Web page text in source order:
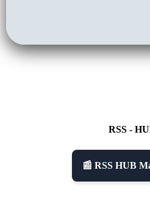
RSS -
📰 RSS HUB